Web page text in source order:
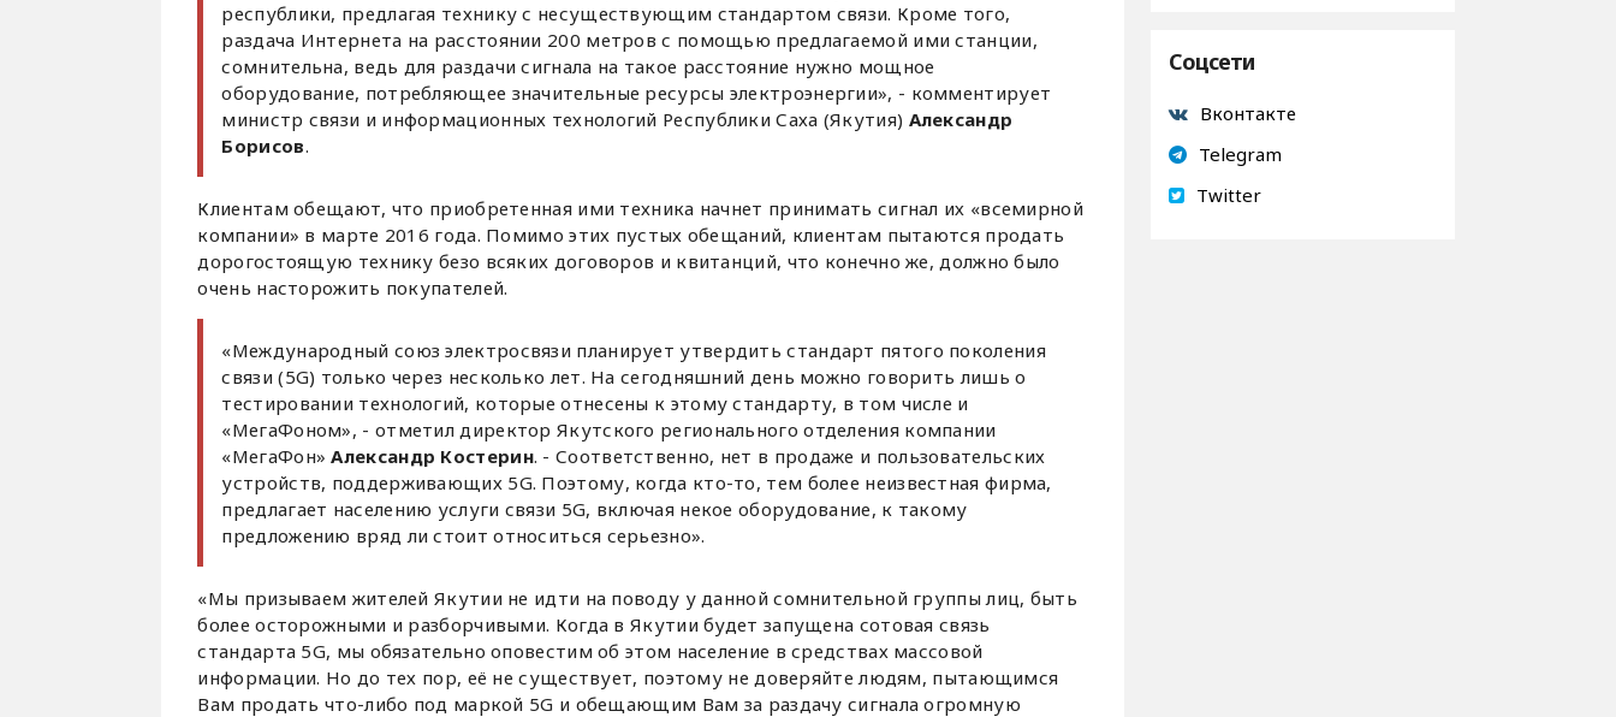
республики, предлагая технику с несуществующим стандартом связи. Кроме того,
раздача Интернета на расстоянии 200 метров с помощью предлагаемой ими станции,
сомнительна, ведь для раздачи сигнала на такое расстояние нужно мощное
оборудование, потребляющее значительные ресурсы электроэнергии», - комментирует
министр связи и информационных технологий Республики Саха (Якутия) Александр
Борисов.
Клиентам обещают, что приобретенная ими техника начнет принимать сигнал их «всемирной
компании» в марте 2016 года. Помимо этих пустых обещаний, клиентам пытаются продать
дорогостоящую технику безо всяких договоров и квитанций, что конечно же, должно было
очень насторожить покупателей.
«Международный союз электросвязи планирует утвердить стандарт пятого поколения
связи (5G) только через несколько лет. На сегодняшний день можно говорить лишь о
тестировании технологий, которые отнесены к этому стандарту, в том числе и
«МегаФоном», - отметил директор Якутского регионального отделения компании
«МегаФон»Александр Костерин. - Соответственно, нет в продаже и пользовательских
устройств, поддерживающих 5G. Поэтому, когда кто-то, тем более неизвестная фирма,
предлагает населению услуги связи 5G, включая некое оборудование, к такому
предложению вряд ли стоит относиться серьезно».
«Мы призываем жителей Якутии не идти на поводу у данной сомнительной группы лиц, быть
более осторожными и разборчивыми. Когда в Якутии будет запущена сотовая связь
стандарта 5G, мы обязательно оповестим об этом население в средствах массовой
информации. Но до тех пор, её не существует, поэтому не доверяйте людям, пытающимся
Вам продать что-либо под маркой 5G и обещающим Вам за раздачу сигнала огромную
Соцсети
Вконтакте
Telegram
Twitter